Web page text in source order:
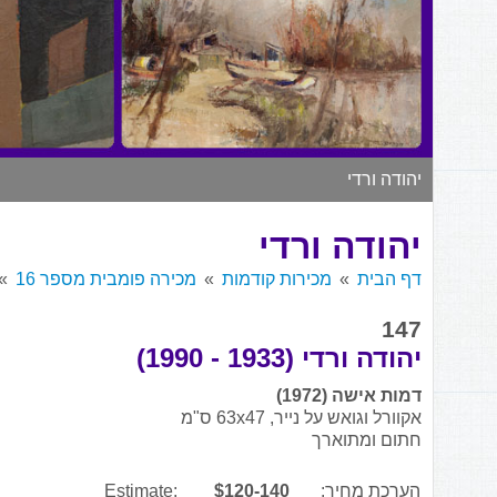
יהודה ורדי
יהודה ורדי
דף הבית מכירות קודמות מכירה פומבית מספר 16
147
יהודה ורדי (1933 - 1990)
דמות אישה (1972)
אקוורל וגואש על נייר, 63x47 ס"מ
חתום ומתוארך
הערכת מחיר: $120-140
Estimate: